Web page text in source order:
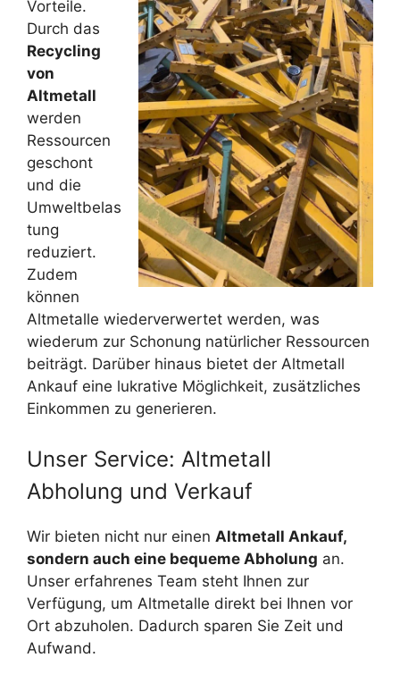
Vorteile.
Durch das
Recycling
von
Altmetall
werden
Ressourcen
geschont
und die
Umweltbelas
tung
reduziert.
Zudem
können
Altmetalle wiederverwertet werden, was
wiederum zur Schonung natürlicher Ressourcen
beiträgt. Darüber hinaus bietet der Altmetall
Ankauf eine lukrative Möglichkeit, zusätzliches
Einkommen zu generieren.
Unser Service: Altmetall
Abholung und Verkauf
Wir bieten nicht nur einen Altmetall Ankauf,
sondern auch eine bequeme Abholung an.
Unser erfahrenes Team steht Ihnen zur
Verfügung, um Altmetalle direkt bei Ihnen vor
Ort abzuholen. Dadurch sparen Sie Zeit und
Aufwand.